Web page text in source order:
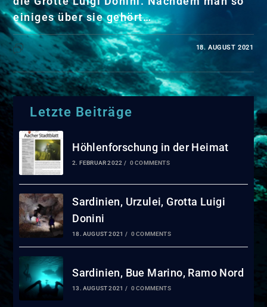
einiges über sie gehört…
KOMMENTARE DEAKTIVIERT 18. AUGUST 2021
Letzte Beiträge
Höhlenforschung in der Heimat
2. FEBRUAR 2022 / 0 COMMENTS
Sardinien, Urzulei, Grotta Luigi
Donini
18. AUGUST 2021 / 0 COMMENTS
Sardinien, Bue Marino, Ramo Nord
13. AUGUST 2021 / 0 COMMENTS